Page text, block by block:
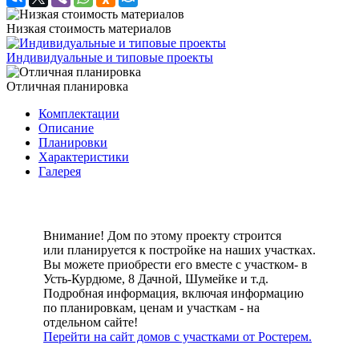
Низкая стоимость материалов
Индивидуальные и типовые проекты
Отличная планировка
Комплектации
Описание
Планировки
Характеристики
Галерея
Внимание! Дом по этому проекту строится
или планируется к постройке на наших участках.
Вы можете приобрести его вместе с участком- в
Усть-Курдюме, 8 Дачной, Шумейке и т.д.
Подробная информация, включая информацию
по планировкам, ценам и участкам - на
отдельном сайте!
Перейти на сайт домов с участками от Ростерем.